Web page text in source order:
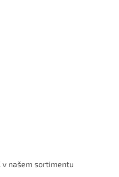
v našem sortimentu